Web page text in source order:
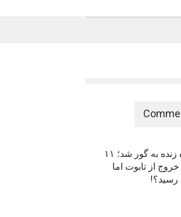
زن برزیلی که به اشتباه زنده به گور شد؛ ۱۱
از تابوت اما